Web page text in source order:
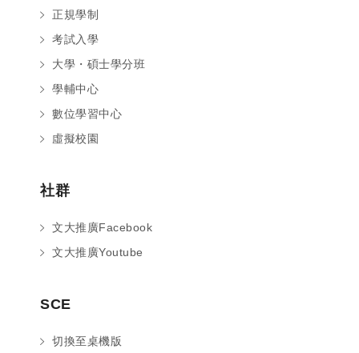
正規學制
考試入學
大學・碩士學分班
學輔中心
數位學習中心
虛擬校園
社群
文大推廣Facebook
文大推廣Youtube
SCE
切換至桌機版